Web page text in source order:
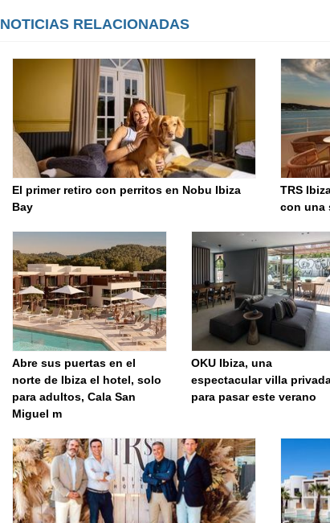
NOTICIAS RELACIONADAS
El primer retiro con perritos en Nobu Ibiza
Bay
TRS
con una
Abre sus puertas en el
norte de Ibiza el hotel, solo
para adultos, Cala San
Miguel m
OKU Ibiza, una
espectacular villa
para pasar este verano